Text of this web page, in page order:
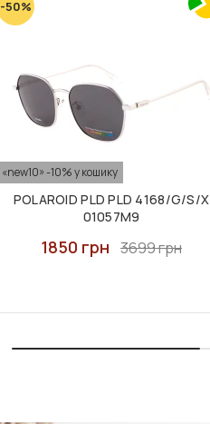
-50%
«new10» -10% у кошику
POLAROID PLD PLD 4168/G/S/X
01057M9
1850 грн 3699 грн